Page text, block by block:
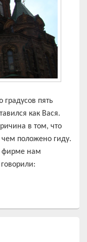
пять
как Вася.
в том, что
чем положено гиду.
фирме нам